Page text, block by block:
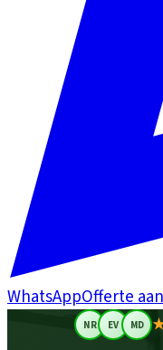
WhatsAppOfferte
NR EV MD